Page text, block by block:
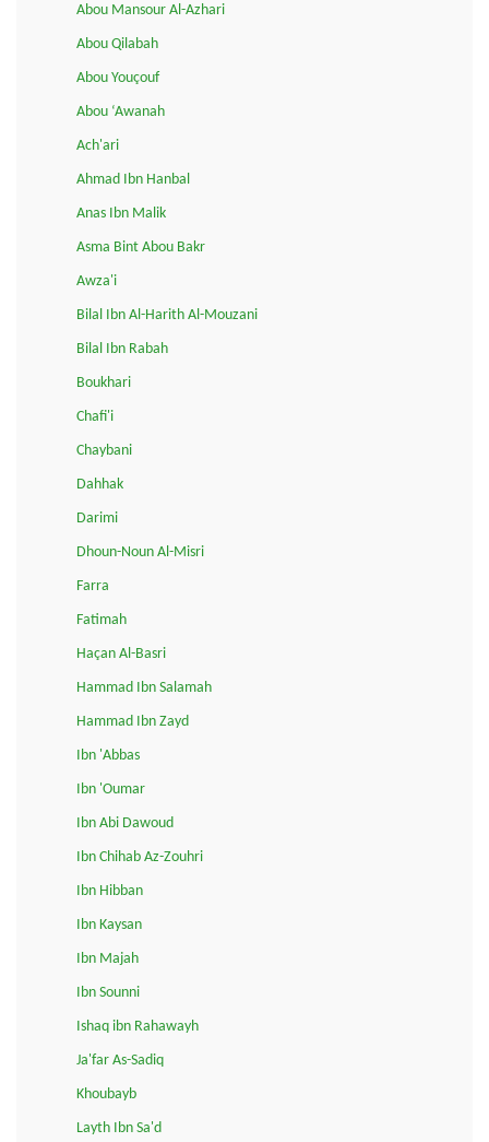
Abou Mansour Al-Azhari
Abou Qilabah
Abou Youçouf
Abou ‘Awanah
Ach'ari
Ahmad Ibn Hanbal
Anas Ibn Malik
Asma Bint Abou Bakr
Awza'i
Bilal Ibn Al-Harith Al-Mouzani
Bilal Ibn Rabah
Boukhari
Chafi'i
Chaybani
Dahhak
Darimi
Dhoun-Noun Al-Misri
Farra
Fatimah
Haçan Al-Basri
Hammad Ibn Salamah
Hammad Ibn Zayd
Ibn 'Abbas
Ibn 'Oumar
Ibn Abi Dawoud
Ibn Chihab Az-Zouhri
Ibn Hibban
Ibn Kaysan
Ibn Majah
Ibn Sounni
Ishaq ibn Rahawayh
Ja'far As-Sadiq
Khoubayb
Layth Ibn Sa'd